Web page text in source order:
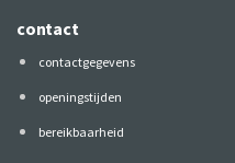
contact
contactgegevens
openingstijden
bereikbaarheid